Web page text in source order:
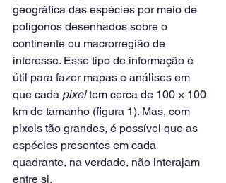
geográfica das espécies por meio de
polígonos desenhados sobre o
continente ou macrorregião de
interesse. Esse tipo de informação é
útil para fazer mapas e análises em
que cada pixel tem cerca de 100 × 100
km de tamanho (figura 1). Mas, com
pixels tão grandes, é possível que as
espécies presentes em cada
quadrante, na verdade, não interajam
entre si.